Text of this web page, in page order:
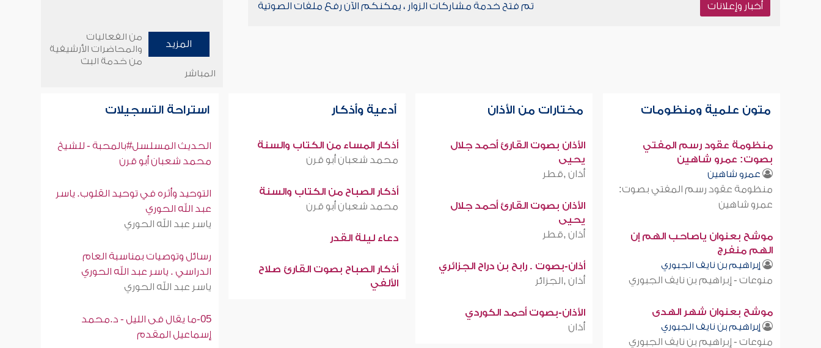
أخبار وإعلانات تم فتح خدمة مشاركات الزوار ، يمكنكم الآن رفع ملفات الصوتية
المزيد
من الفعاليات
والمحاضرات الأرشيفية
من خدمة البث
المباشر
متون علمية ومنظومات
منظومة عقود رسم المفتي
بصوت: عمرو شاهين
عمرو شاهين
منظومة عقود رسم المفتي بصوت:
عمرو شاهين
موشح بعنوان ياصاحب الهم إن
الهم منفرج
إبراهيم بن نايف الجبوري
منوعات - إبراهيم بن نايف الجبوري
موشح بعنوان شهر الهدى
إبراهيم بن نايف الجبوري
منوعات - إبراهيم بن نايف الجبوري
مختارات من الأذان
الأذان بصوت القارئ أحمد جلال
يحيى
أذان ,قطر
الأذان بصوت القارئ أحمد جلال
يحيى
أذان ,قطر
أذان-بصوت . رابح بن دراح الجزائري
أذان ,الجزائر
الأذان-بصوت أحمد الكوردي
أذان
أدعية وأذكار
أذكار المساء من الكتاب والسنة
محمد شعبان أبو قرن
أذكار الصباح من الكتاب والسنة
محمد شعبان أبو قرن
دعاء ليلة القدر
أذكار الصباح بصوت القارئ صلاح
الألفي
استراحة التسجيلات
الحديث المسلسل#بالمحبة - للشيخ
محمد شعبان أبو قرن
التوحيد وأثره في توحيد القلوب. ياسر
عبد الله الحوري
ياسر عبد الله الحوري
رسائل وتوصيات بمناسبة العام
الدراسي . ياسر عبد الله الحوري
ياسر عبد الله الحوري
05-ما يقال فى الليل - د.محمد
إسماعيل المقدم